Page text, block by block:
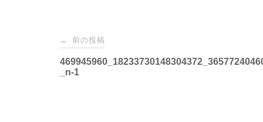
投
稿
← 前の投稿
_n-1